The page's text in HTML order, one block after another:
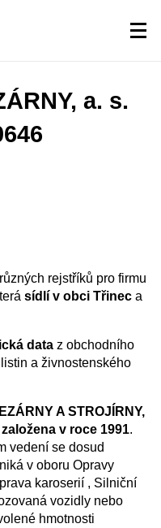
a. s.
rejstříků pro firmu
sídlí v obci Třineca
dataz obchodního
a živnostenského
A STROJÍRNY,
založena v roce 1991.
vedení se dosud
v oboru Opravy
karoserií , Silniční
vozidly nebo
hmotnosti